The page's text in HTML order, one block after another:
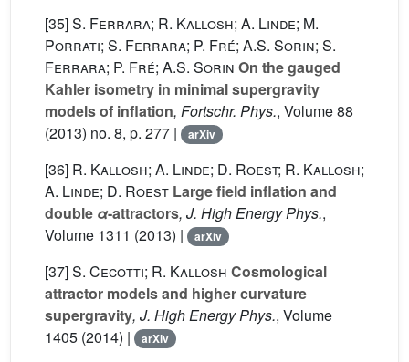
[35]S. Ferrara; R. Kallosh; A. Linde; M.
Porrati; S. Ferrara; P. Fré; A.S. Sorin; S.
Ferrara; P. Fré; A.S. Sorin On the gauged
Kahler isometry in minimal supergravity
models of inflation, Fortschr. Phys., Volume 88
(2013) no. 8, p. 277 |
arXiv
[36] R. Kallosh; A. Linde; D. Roest; R. Kallosh;
A. Linde; D. Roest Large field inflation and
double α-attractors, J. High Energy Phys.,
Volume 1311 (2013) | arXiv
[37]S. Cecotti; R. Kallosh Cosmological
attractor models and higher curvature
supergravity, J. High Energy Phys., Volume
1405 (2014) | arXiv